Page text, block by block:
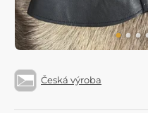
Česká výroba